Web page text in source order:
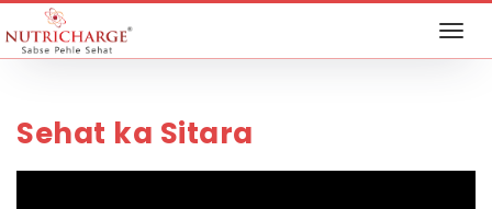
Sehat ka Sitara